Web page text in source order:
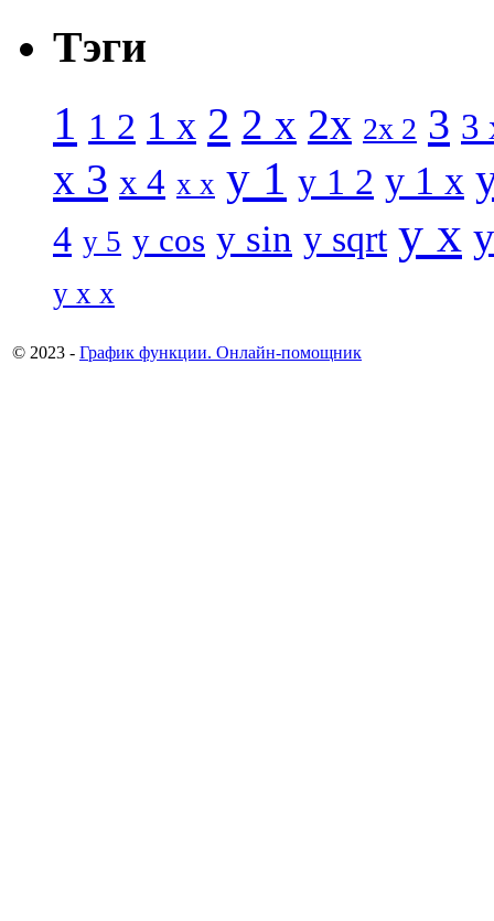
Тэги
1 1 2 1 x 2 2 x 2x 2x 2 3 3
x 3 x 4 x x y 1 y 1 2 y 1 x
4 y 5 y cos y sin y sqrt y x
y x x
© 2023 - График функции. Онлайн-помощник